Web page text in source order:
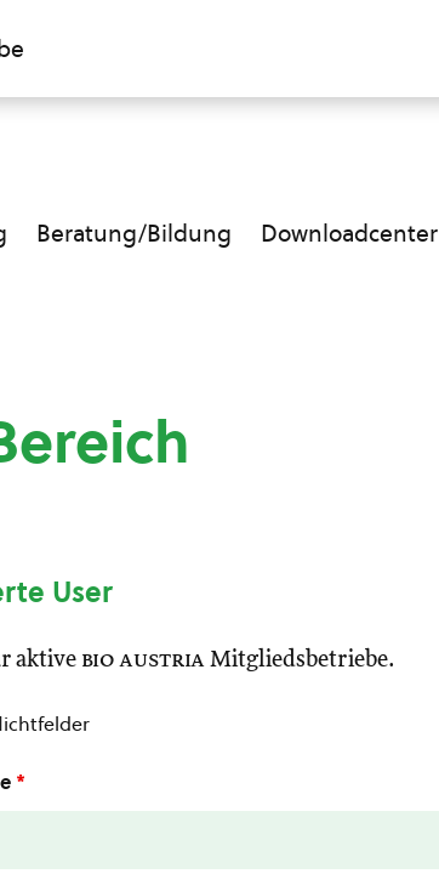
Beratung/Bildung Downloadcenter
User
aktive bio austria Mitgliedsbetriebe.
*